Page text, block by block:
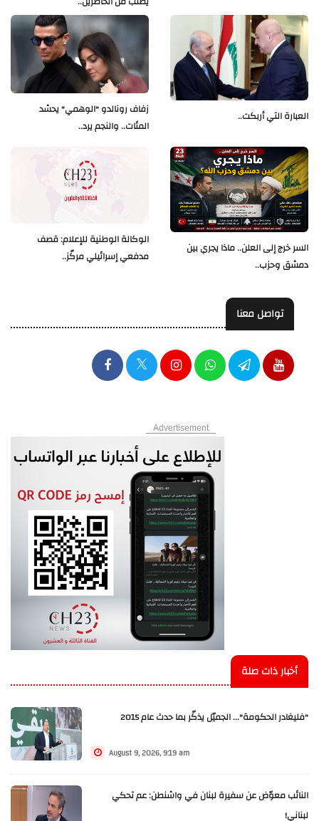
زفاف رونالدو "الوهمي" يحشد
المئات.. والنجم يرد..
العبارة التي أربكت..
الوكالة الوطنية للإعلام: قصف
مدفعي إسرائيلي مركّز..
السر خرج إلى العلن.. ماذا يجري بين
دمشق وحزب..
تواصل معنا
Advertisement
أخبار ذات صلة
"فليغادر الحكومة"... الجميّل يذكّر بما حدث عام 2015
August 9, 2026, 9:19 am
النائب معوّض عن سفيرة لبنان في واشنطن: عم تحكي
لبناني!